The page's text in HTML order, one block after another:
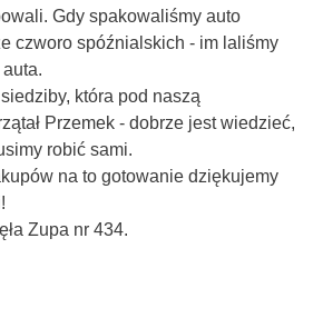
Gdy spakowaliśmy auto
czworo spóźnialskich - im laliśmy
która pod naszą
Przemek - dobrze jest wiedzieć,
robić sami.
na to gotowanie dziękujemy
Zupa nr 434.